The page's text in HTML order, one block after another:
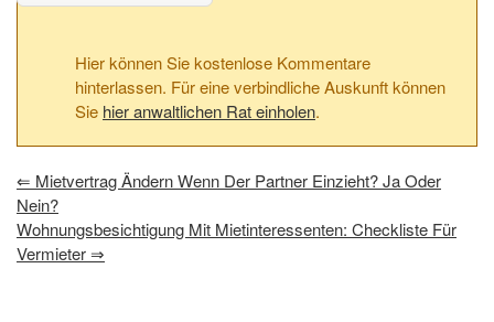
Hier können Sie kostenlose Kommentare
hinterlassen. Für eine verbindliche Auskunft können
Sie hier anwaltlichen Rat einholen.
⇐ Mietvertrag Ändern Wenn Der Partner Einzieht? Ja Oder
Nein?
Wohnungsbesichtigung Mit Mietinteressenten: Checkliste Für
Vermieter⇒